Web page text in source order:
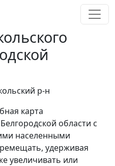
р-н
карта
области с
населенными
удерживая
увеличивать или